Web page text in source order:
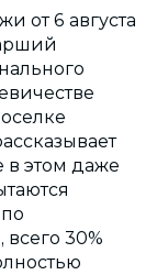
от 6 августа
в этом даже
30%